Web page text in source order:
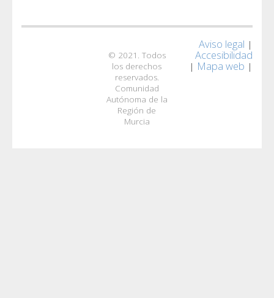
© 2021. Todos
los derechos
reservados.
Comunidad
Autónoma de la
Región de
Murcia
Aviso legal |
Accesibilidad
| Mapa web |